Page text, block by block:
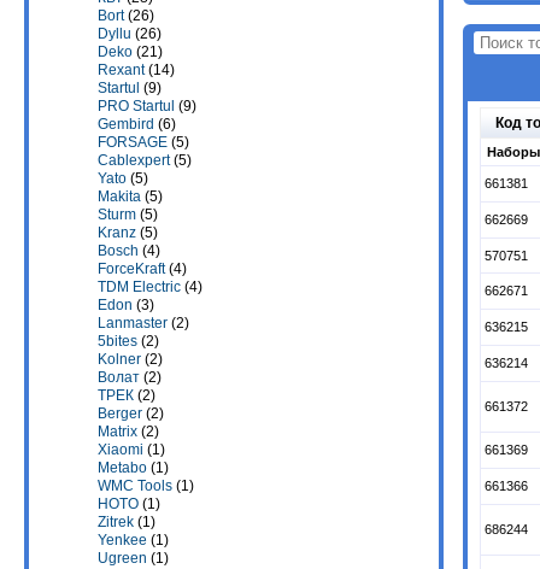
Bort(26)
Dyllu (26)
Deko (21)
Rexant(14)
Startul (9)
PRO Startul (9)
Gembird (6)
FORSAGE (5)
Cablexpert(5)
Yato (5)
Makita (5)
Sturm (5)
Kranz (5)
Bosch (4)
ForceKraft(4)
TDM Electric (4)
Edon (3)
Lanmaster (2)
5bites (2)
Kolner (2)
Волат (2)
ТРЕК (2)
Berger (2)
Matrix (2)
Xiaomi (1)
Metabo (1)
WMC Tools (1)
HOTO (1)
Zitrek (1)
Yenkee (1)
Ugreen (1)
Код
Наборы
661381
662669
570751
662671
636215
636214
661372
661369
661366
686244